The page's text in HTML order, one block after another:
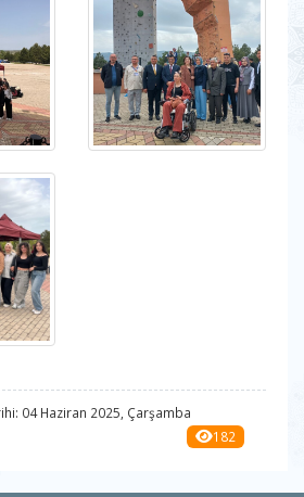
04 Haziran 2025, Çarşamba
182